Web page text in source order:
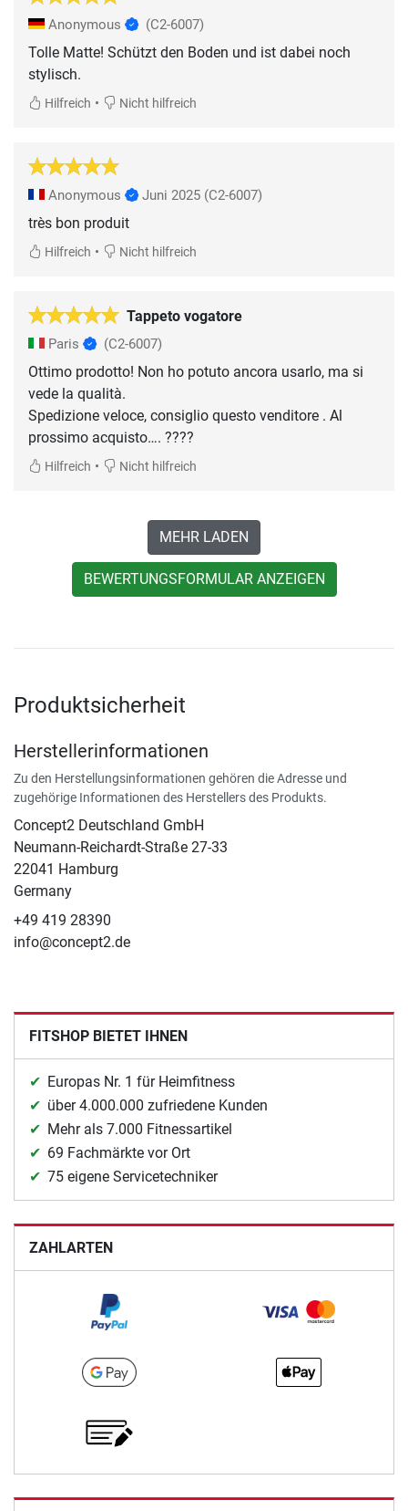
Anonymous (C2-6007)
Tolle Matte! Schützt den Boden und ist dabei noch
stylisch.
Hilfreich • Nicht hilfreich
Anonymous Juni 2025 (C2-6007)
très bon produit
Hilfreich • Nicht hilfreich
Tappeto vogatore
Paris (C2-6007)
Ottimo prodotto! Non ho potuto ancora usarlo, ma si
vede la qualità.
Spedizione veloce, consiglio questo venditore . Al
prossimo acquisto…. ????
Hilfreich • Nicht hilfreich
MEHR LADEN
BEWERTUNGSFORMULAR ANZEIGEN
Produktsicherheit
Herstellerinformationen
Zu den Herstellungsinformationen gehören die Adresse und
zugehörige Informationen des Herstellers des Produkts.
Concept2 Deutschland GmbH
Neumann-Reichardt-Straße 27-33
22041 Hamburg
Germany
+49 419 28390
info@concept2.de
FITSHOP BIETET IHNEN
Europas Nr. 1 für Heimfitness
über 4.000.000 zufriedene Kunden
Mehr als 7.000 Fitnessartikel
69 Fachmärkte vor Ort
75 eigene Servicetechniker
ZAHLARTEN